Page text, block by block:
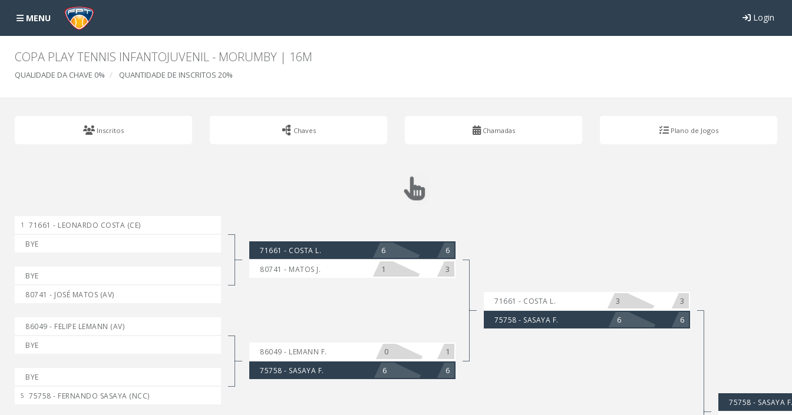
MENU Login
COPA PLAY TENNIS INFANTOJUVENIL - MORUMBY | 16M
QUALIDADE DA CHAVE 0% QUANTIDADE DE INSCRITOS 20%
Inscritos Chaves Chamadas Plano de Jogos
1
71661 - LEONARDO COSTA (CE)
BYE
BYE
80741 - JOSÉ MATOS (AV)
86049 - FELIPE LEMANN (AV)
BYE
BYE
5 75758 - FERNANDO SASAYA (NCC)
71661 - COSTA L. 6 6
80741 - MATOS J. 1 3
86049 - LEMANN F. 0 1
75758 - SASAYA F. 6 6
71661 - COSTA L. 3 3
75758 - SASAYA F. 6 6
75758 - SASAYA